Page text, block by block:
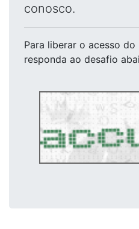
conosco.
Para liberar o acesso do
responda ao desafio